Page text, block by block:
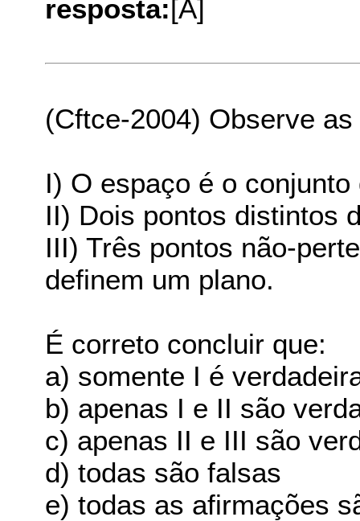
resposta:[A]
(Cftce-2004) Observe
I) O espaço é o
II) Dois pontos distintos
III) Três pontos não-
definem um plano.
É correto concluir que:
a) somente I é
b) apenas I e II são
c) apenas II e III são
d) todas são falsas
e) todas as afirmações